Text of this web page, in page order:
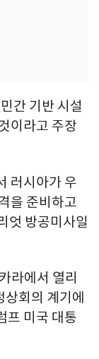
간 기반 시설
이라고 주장
러시아가 우
을 준비하고
엇 방공미사일
라에서 열리
회의 계기에
프 미국 대통